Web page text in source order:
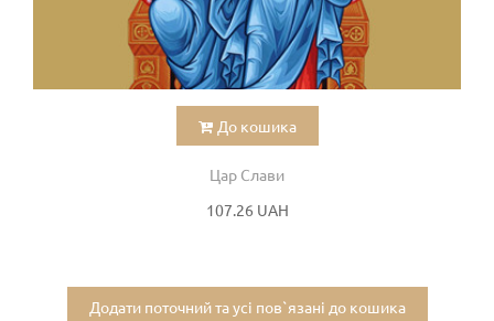
До кошика
Цар Слави
107.26 UAH
Додати поточний та усі пов`язані до кошика